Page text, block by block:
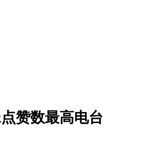
赞数最高电台